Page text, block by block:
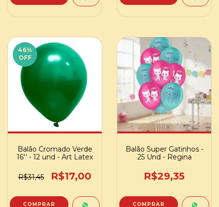
46%
OFF
Balão Cromado Verde
16'' - 12 und - Art Latex
R$31,45 R$17,00
Balão Super Gatinhos -
25 Und - Regina
R$29,35